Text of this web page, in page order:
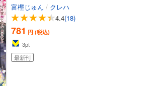
富樫じゅん / クレハ
4.4(18)
781 円 (税込)
3pt
最新刊